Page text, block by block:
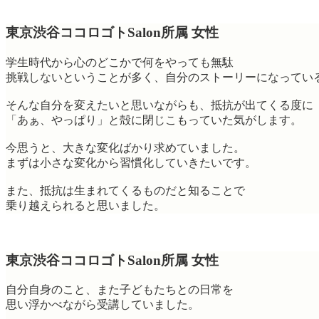
東京渋谷ココロゴトSalon所属 女性
学生時代から心のどこかで何をやっても無駄
挑戦しないということが多く、自分のストーリーになってい
そんな自分を変えたいと思いながらも、抵抗が出てくる度に
「あぁ、やっぱり」と殻に閉じこもっていた気がします。
今思うと、大きな変化ばかり求めていました。
まずは小さな変化から習慣化していきたいです。
また、抵抗は生まれてくるものだと知ることで
乗り越えられると思いました。
東京渋谷ココロゴトSalon所属 女性
自分自身のこと、また子どもたちとの日常を
思い浮かべながら受講していました。